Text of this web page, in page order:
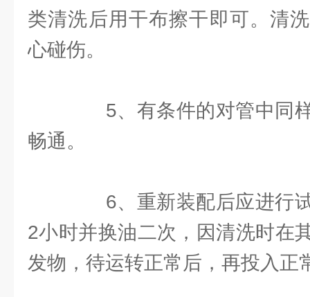
类清洗后用干布擦干即可。清
心碰伤。
5、有条件的对管中同样
畅通。
6、重新装配后应进行试
2小时并换油二次，因清洗时在
发物，待运转正常后，再投入正